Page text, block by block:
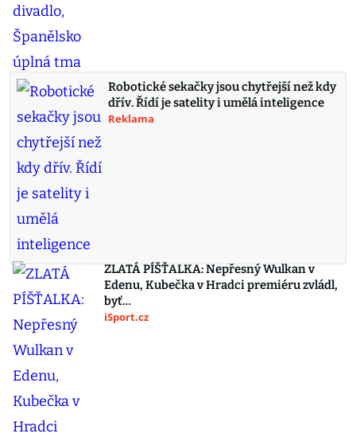
Robotické sekačky jsou chytřejší než kdy
dřív. Řídí je satelity i umělá inteligence
Reklama
ZLATÁ PÍŠŤALKA: Nepřesný Wulkan v
Edenu, Kubečka v Hradci premiéru zvládl,
byť…
iSport.cz